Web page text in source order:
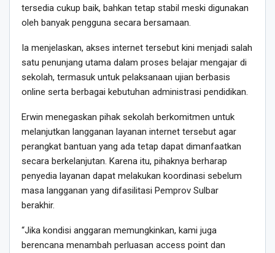
tersedia cukup baik, bahkan tetap stabil meski digunakan
oleh banyak pengguna secara bersamaan.
Ia menjelaskan, akses internet tersebut kini menjadi salah
satu penunjang utama dalam proses belajar mengajar di
sekolah, termasuk untuk pelaksanaan ujian berbasis
online serta berbagai kebutuhan administrasi pendidikan.
Erwin menegaskan pihak sekolah berkomitmen untuk
melanjutkan langganan layanan internet tersebut agar
perangkat bantuan yang ada tetap dapat dimanfaatkan
secara berkelanjutan. Karena itu, pihaknya berharap
penyedia layanan dapat melakukan koordinasi sebelum
masa langganan yang difasilitasi Pemprov Sulbar
berakhir.
“Jika kondisi anggaran memungkinkan, kami juga
berencana menambah perluasan access point dan